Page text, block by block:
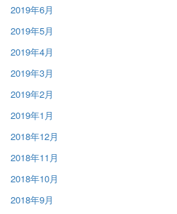
2019年6月
2019年5月
2019年4月
2019年3月
2019年2月
2019年1月
2018年12月
2018年11月
2018年10月
2018年9月